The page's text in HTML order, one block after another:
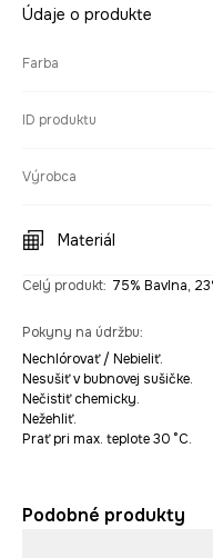
Údaje o produkte
Farba
ID produktu
Výrobca
Materiál
Celý produkt: 75% Bavlna,
Pokyny na údržbu:
Nechlórovať / Nebieliť.
Nesušiť v bubnovej sušičke.
Nečistiť chemicky.
Nežehliť.
Prať pri max. teplote 30 °C.
Podobné produkty